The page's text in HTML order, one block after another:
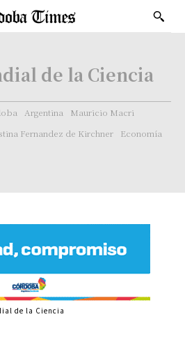
de la Ciencia
Argentina
Mauricio Macri
Fernandez de Kirchner
Economía
de la Ciencia